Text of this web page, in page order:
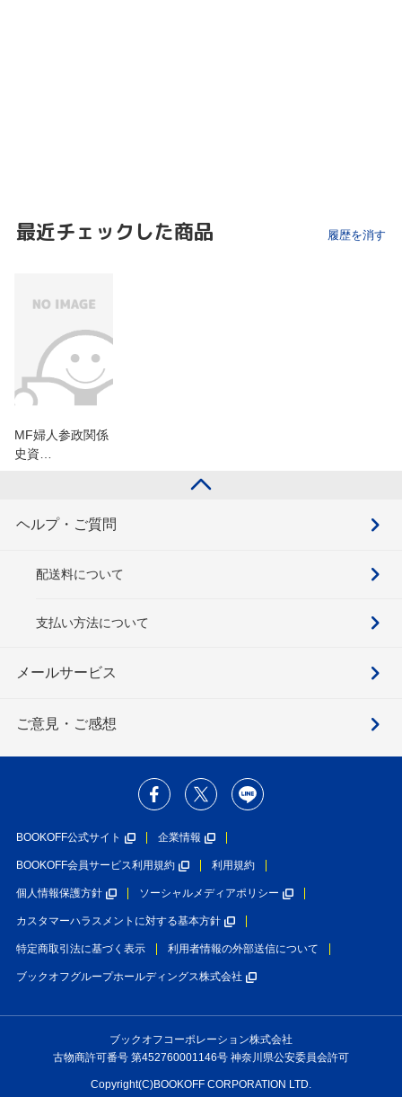
最近チェックした商品 履歴を消す
MF婦人参政関係
史資…
ヘルプ・ご質問
配送料について
支払い方法について
メールサービス
ご意見・ご感想
BOOKOFF公式サイト 企業情報
BOOKOFF会員サービス利用規約 利用規約
個人情報保護方針 ソーシャルメディアポリシー
カスタマーハラスメントに対する基本方針
特定商取引法に基づく表示 利用者情報の外部送信について
ブックオフグループホールディングス株式会社
ブックオフコーポレーション株式会社
古物商許可番号 第452760001146号 神奈川県公安委員会許可
Copyright(C)BOOKOFF CORPORATION LTD.